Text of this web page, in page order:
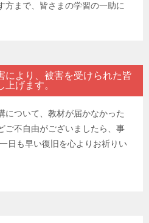
方まで、皆さまの学習の一助に
により、被害を受けられた皆
げます。
について、教材が届かなかった
ご不自由がございましたら、事
日も早い復旧を心よりお祈りい